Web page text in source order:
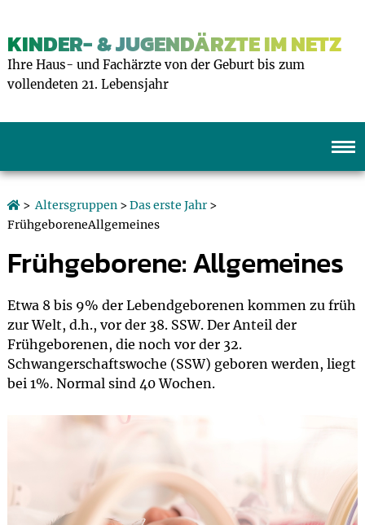
KINDER- & JUGENDÄRZTE IM NETZ
Ihre Haus- und Fachärzte von der Geburt bis zum
vollendeten 21. Lebensjahr
>Altersgruppen>Das erste Jahr>
FrühgeboreneAllgemeines
Frühgeborene: Allgemeines
Etwa 8 bis 9% der Lebendgeborenen kommen zu früh
zur Welt, d.h., vor der 38. SSW. Der Anteil der
Frühgeborenen, die noch vor der 32.
Schwangerschaftswoche (SSW) geboren werden, liegt
bei 1%. Normal sind 40 Wochen.